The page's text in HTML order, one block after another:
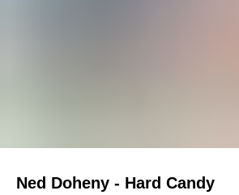
Ned Doheny - Hard Candy